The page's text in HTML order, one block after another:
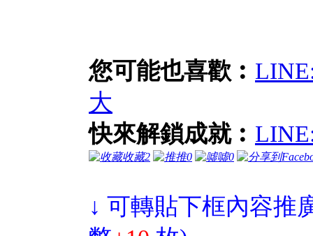
您可能也喜歡︰
大
快來解鎖成就︰
收藏2 推0 噓0
↓ 可轉貼下框內容推